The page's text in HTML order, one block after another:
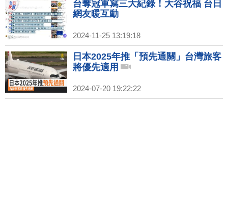
台奪冠軍寫三大紀錄！大谷祝福 台日
網友暖互動
2024-11-25 13:19:18
日本2025年推「預先通關」台灣旅客
將優先適用
2024-07-20 19:22:22